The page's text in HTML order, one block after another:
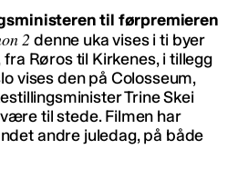
til førpremieren
2 denne uka vises i ti byer
Røros til Kirkenes, i tillegg
vises den på Colosseum,
Trine Skei
til stede. Filmen har
andre juledag, på både